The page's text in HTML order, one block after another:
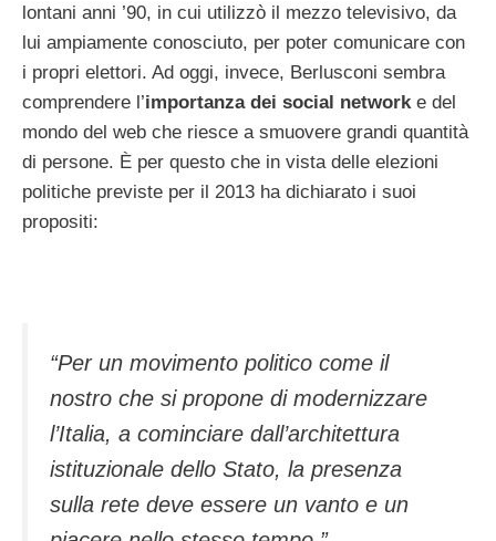
lontani anni ’90, in cui utilizzò il mezzo televisivo, da
lui ampiamente conosciuto, per poter comunicare con
i propri elettori. Ad oggi, invece, Berlusconi sembra
comprendere l’importanza dei social network e del
mondo del web che riesce a smuovere grandi quantità
di persone. È per questo che in vista delle elezioni
politiche previste per il 2013 ha dichiarato i suoi
propositi:
“Per un movimento politico come il
nostro che si propone di modernizzare
l’Italia, a cominciare dall’architettura
istituzionale dello Stato, la presenza
sulla rete deve essere un vanto e un